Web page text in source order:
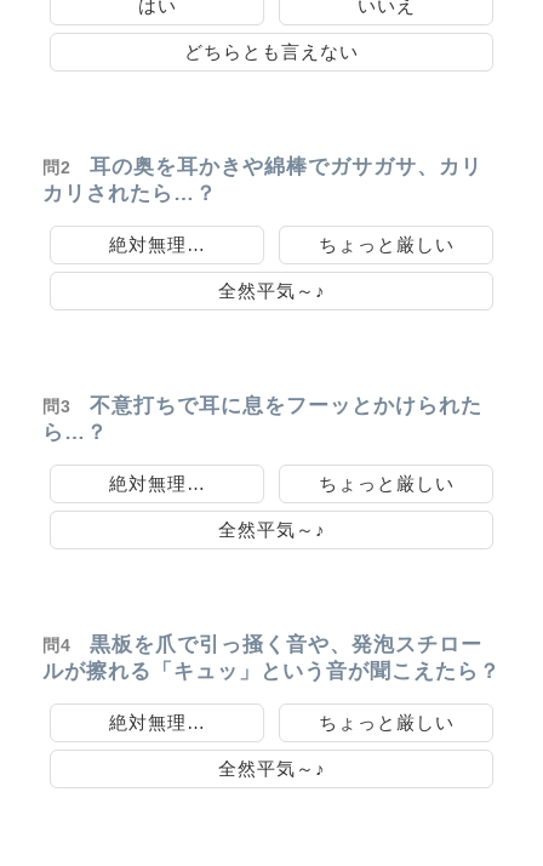
はい いいえ
どちらとも言えない
問2
耳の奥を耳かきや綿棒でガサガサ、カリ
カリされたら…？
絶対無理… ちょっと厳しい
全然平気～♪
問3
不意打ちで耳に息をフーッとかけられた
ら…？
絶対無理… ちょっと厳しい
全然平気～♪
問4
黒板を爪で引っ掻く音や、発泡スチロー
ルが擦れる「キュッ」という音が聞こえたら？
絶対無理… ちょっと厳しい
全然平気～♪